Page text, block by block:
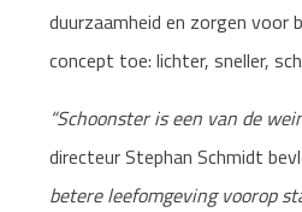
duurzaamheid en zorgen voor
concept toe: lichter, sneller,
“Schoonster is een van de
directeur Stephan Schmidt
betere leefomgeving voorop